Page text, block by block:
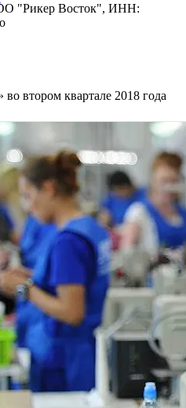
"Рикер Восток", ИНН:
втором квартале 2018 года